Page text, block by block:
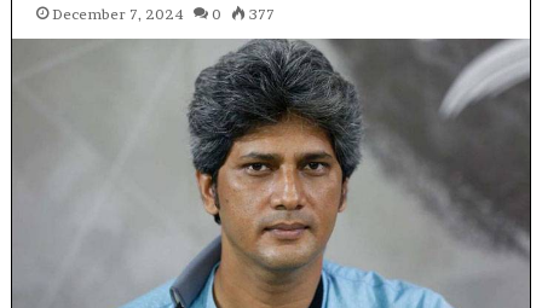
December 7, 2024 0 377